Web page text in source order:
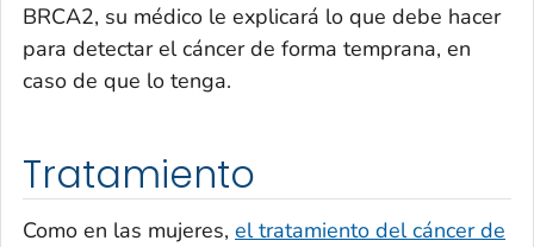
BRCA2, su médico le explicará lo que debe hacer
para detectar el cáncer de forma temprana, en
caso de que lo tenga.
Tratamiento
Como en las mujeres, el tratamiento del cáncer de